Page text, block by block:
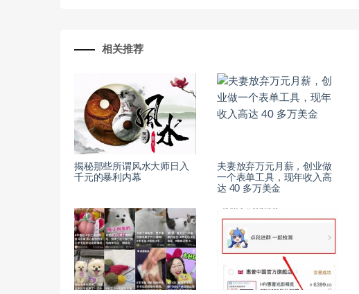
相关推荐
揭秘那些所谓风水大师日入
千元的暴利内幕
夫妻放弃万元月薪，创业做
一个表单工具，现年收入高
达 40 多万美金